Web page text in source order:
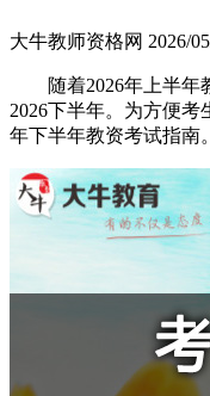
大牛教师资格网 2026/
随着2026年上半
2026下半年。为方便考
年下半年教资考试指南。